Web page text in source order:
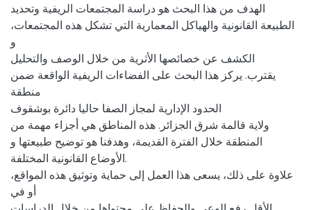
الهدف من هذا البحث هو دراسة المجتمعات الريفية وتحديد
الطبيعة القانونية والهياكل المعمارية التي تشكل هذه المجتمعات،
و
الكشف عن خصائصها الأثرية من خلال الوصف والتحليل
يقترب. يركز هذا البحث على الفضاءات الريفية الواقعة ضمن
منطقة
الحدود الإدارية لمجاز الصفا حاليا دائرة بوشقوف
ولاية قالمة شرق الجزائر. هذه المناطق هي أجزاء مهمة من
المنطقة خلال الفترة القديمة، وهدفنا هو توضيح طبيعتها و
الأوضاع القانونية المختلفة.
علاوة على ذلك، يسعى هذا العمل إلى حماية وتوثيق هذه المواقع،
أو في